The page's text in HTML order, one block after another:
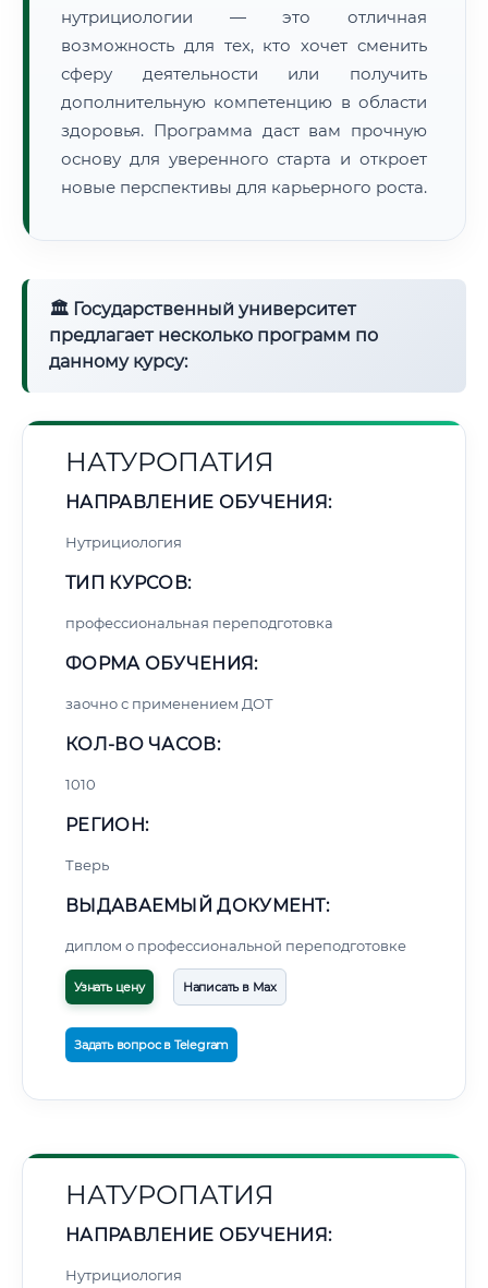
🔍Нажмите на документ для увеличения и просмотра
нутрициологии — это отличная
возможность для тех, кто хочет сменить
сферу деятельности или получить
дополнительную компетенцию в области
здоровья. Программа даст вам прочную
основу для уверенного старта и откроет
новые перспективы для карьерного роста.
🏛 Государственный университет
предлагает несколько программ по
данному курсу:
НАТУРОПАТИЯ
НАПРАВЛЕНИЕ ОБУЧЕНИЯ:
Нутрициология
ТИП КУРСОВ:
профессиональная переподготовка
ФОРМА ОБУЧЕНИЯ:
заочно с применением ДОТ
КОЛ-ВО ЧАСОВ:
1010
РЕГИОН:
Тверь
ВЫДАВАЕМЫЙ ДОКУМЕНТ:
диплом о профессиональной переподготовке
Узнать цену Написать в Max
Задать вопрос в Telegram
НАТУРОПАТИЯ
НАПРАВЛЕНИЕ ОБУЧЕНИЯ:
Нутрициология